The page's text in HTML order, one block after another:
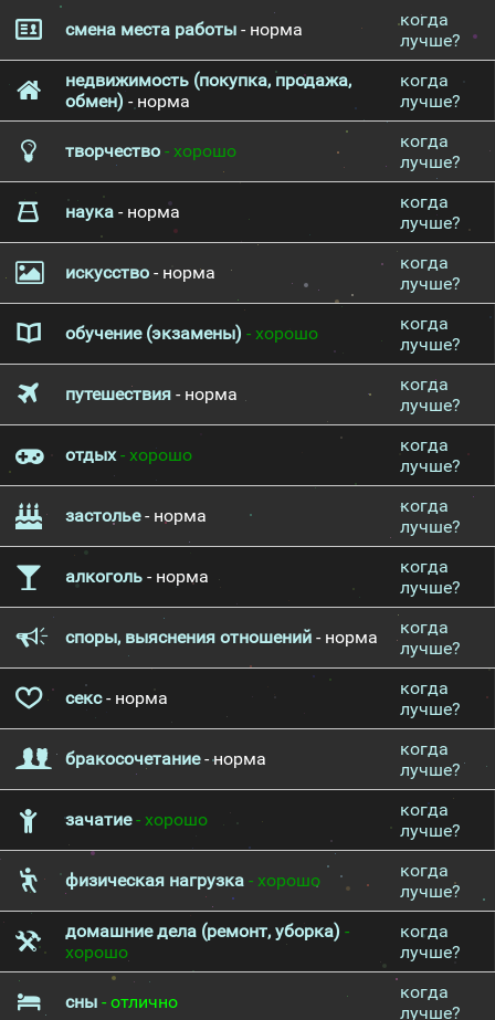
смена места работы - норма
когда
лучше?
недвижимость (покупка, продажа,
обмен) - норма
когда
лучше?
творчество - хорошо
когда
лучше?
наука - норма
когда
лучше?
искусство - норма
когда
лучше?
обучение (экзамены) - хорошо
когда
лучше?
путешествия - норма
когда
лучше?
отдых- хорошо
когда
лучше?
застолье- норма
когда
лучше?
алкоголь - норма
когда
лучше?
споры, выяснения отношений - норма
когда
лучше?
секс- норма
когда
лучше?
бракосочетание- норма
когда
лучше?
зачатие- хорошо
когда
лучше?
физическая нагрузка - хорошо
когда
лучше?
домашние дела (ремонт, уборка) -
хорошо
когда
лучше?
сны - отлично
когда
лучше?